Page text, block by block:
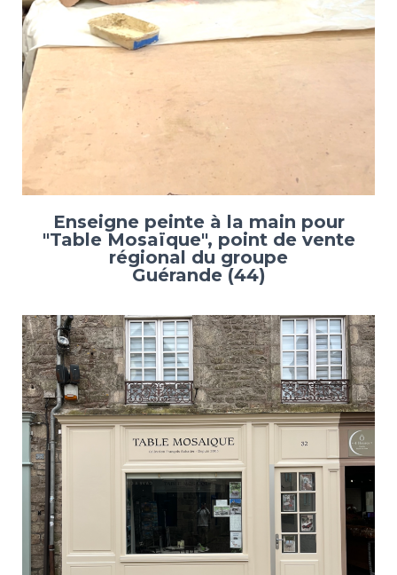
Enseigne peinte à la main pour
"Table Mosaïque", point de vente
régional du groupe
Guérande (44)